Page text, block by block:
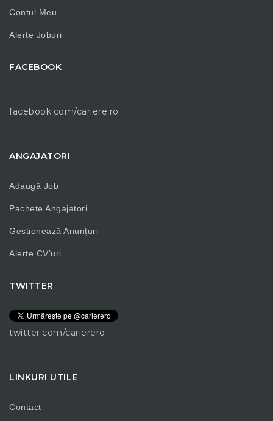
Contul Meu
Alerte Joburi
FACEBOOK
facebook.com/cariere.ro
ANGAJATORI
Adaugă Job
Pachete Angajatori
Gestionează Anunțuri
Alerte CV’uri
TWITTER
twitter.com/carierero
LINKURI UTILE
Contact